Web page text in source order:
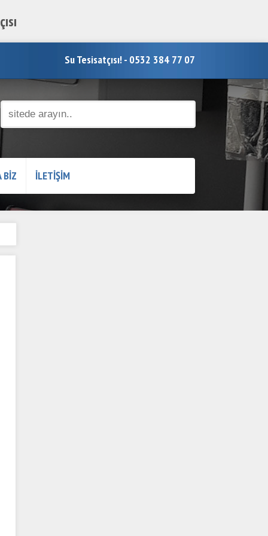
Su Tesisatçısı! - 0532 384 77 07
BİZ İLETİŞİM